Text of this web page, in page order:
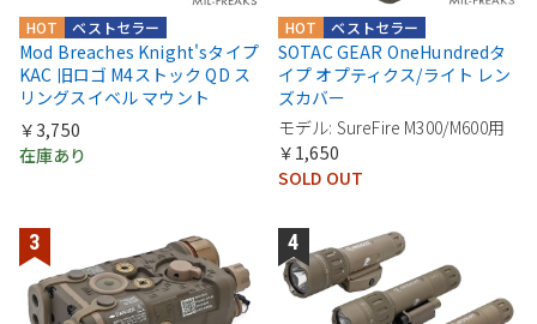
ベストセラー
HOT
Mod Breaches Knight'sタイプ
KAC 旧ロゴ M4ストック QD ス
リングスイベル マウント
￥3,750
在庫あり
ベストセラー
HOT
SOTAC GEAR OneHundredタ
イプ オプティクス/ライト レン
ズカバー
モデル: SureFire M300/M600用
￥1,650
SOLD OUT